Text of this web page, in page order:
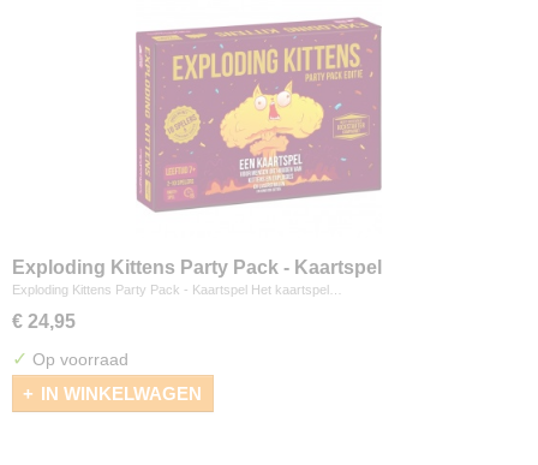
Exploding Kittens Party Pack - Kaartspel
Exploding Kittens Party Pack - Kaartspel Het kaartspel…
€ 24,95
✓ Op voorraad
IN WINKELWAGEN